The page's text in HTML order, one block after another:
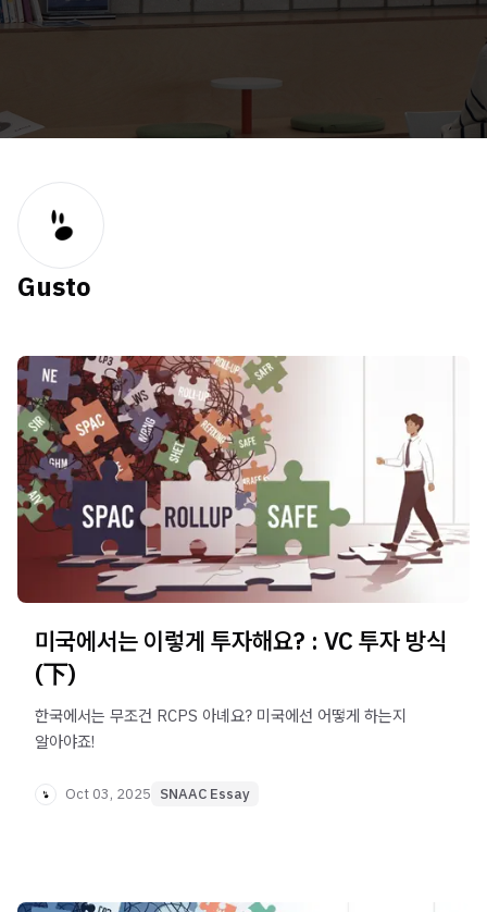
Gusto
미국에서는 이렇게 투자해요? : VC 투자 방식
(下)
한국에서는 무조건 RCPS 아녜요? 미국에선 어떻게 하는지
알아야죠!
Oct 03, 2025 SNAAC Essay